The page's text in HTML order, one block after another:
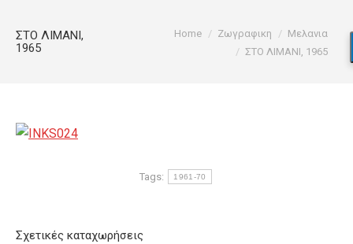
ΣΤΟ ΛΙΜΑΝΙ,
1965
Home Ζωγραφικη
Μελανια
ΣΤΟ ΛΙΜΑΝΙ, 1965
Tags: 1961-70
Σχετικές καταχωρήσεις